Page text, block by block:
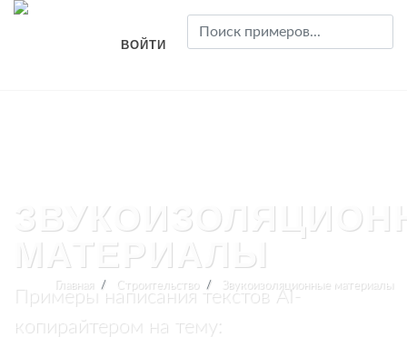
ВОЙТИ
МАТЕРИАЛЫ
Примеры написания текстов AI-
копирайтером на тему:
Главная Строительство Звукоизоляционные материалы